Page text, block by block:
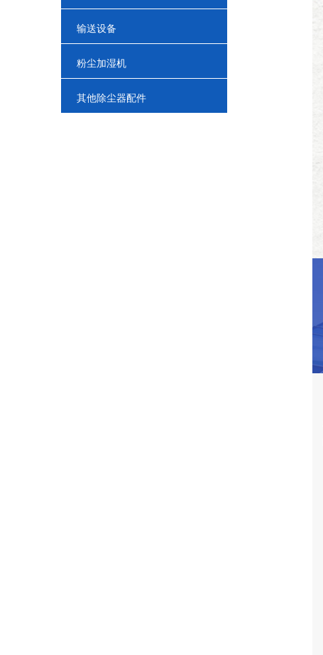
输送设备
粉尘加湿机
其他除尘器配件